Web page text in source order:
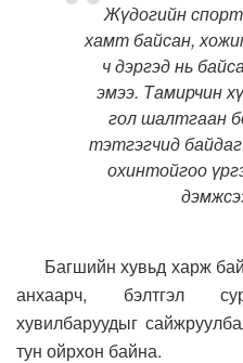
Жүдогийн
хамт байсан,
ч дэргэд нь
эмээ. Тамирчин
гол шалтгаан
тэтгэгчид
охинтойгоо
Багшийн хувьд харж
анхаарч, бэлтгэл
хувилбаруудыг
тун ойрхон байна.